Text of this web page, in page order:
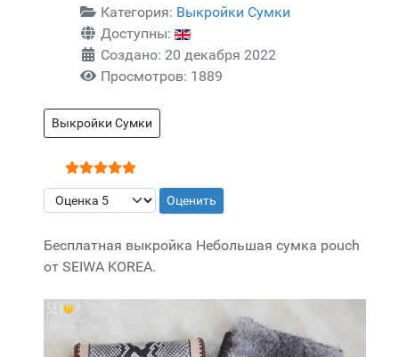
Категория: Выкройки Сумки
Доступны:
Создано: 20 декабря 2022
Просмотров: 1889
Выкройки Сумки
Рейтинг:5/5
Пожалуйста, оцените
Бесплатная выкройка Небольшая сумка pouch
от SEIWA KOREA.